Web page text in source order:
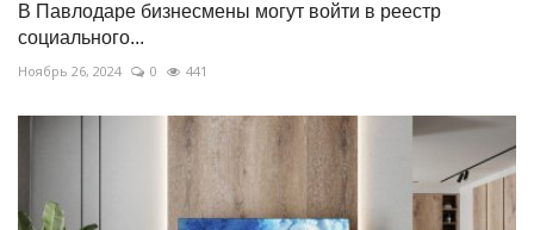
В Павлодаре бизнесмены могут войти в реестр
социального...
Ноябрь 26, 2024 0 441